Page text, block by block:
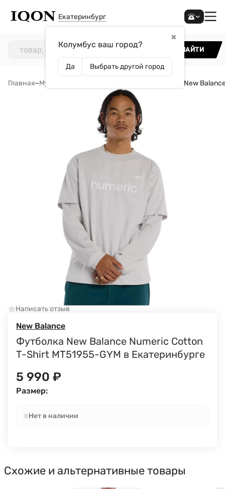
Екатеринбург
✖
Колумбус ваш город?
Да Выбрать другой город
НАЙТИ
Главная–Мужчинам Футболка New
Написать отзыв
New Balance
Футболка New Balance Numeric Cotton
T-Shirt MT51955-GYM в Екатеринбурге
5 990 ₽
Размер:
Нет в наличии
Схожие и альтернативные товары